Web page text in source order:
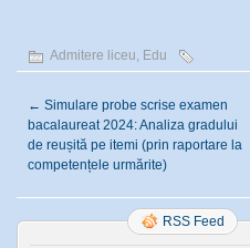
Admitere liceu, Edu
← Simulare probe scrise examen
bacalaureat 2024: Analiza gradului
de reușită pe itemi (prin raportare la
competențele urmărite)
RSS Feed